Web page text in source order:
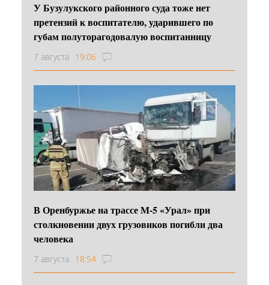
У Бузулукского районного суда тоже нет
претензий к воспитателю, ударившего по
губам полуторагодовалую воспитанницу
7 августа 19:06
В Оренбуржье на трассе М-5 «Урал» при
столкновении двух грузовиков погибли два
человека
7 августа 18:54